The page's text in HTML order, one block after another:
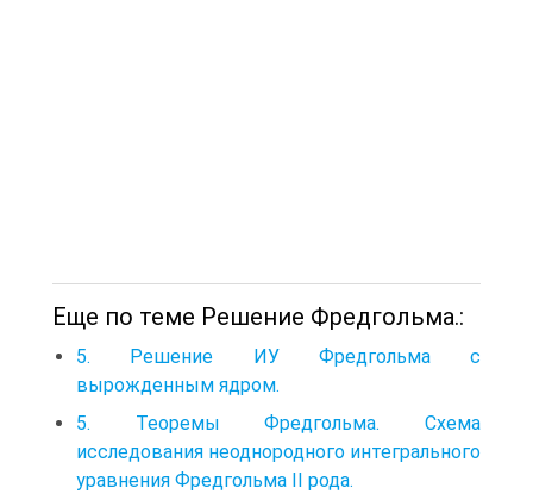
Еще по теме Решение Фредгольма.:
5. Решение ИУ Фредгольма с
вырожденным ядром.
5. Теоремы Фредгольма. Схема
исследования неоднородного интегрального
уравнения Фредгольма II рода.